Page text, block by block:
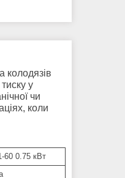
колодязів
у
чи
коли
60 0.75 кВт